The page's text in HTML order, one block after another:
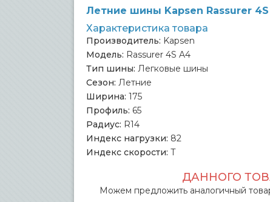
Летние шины Kapsen Rassurer
Характеристика товара
Производитель: Kapsen
Модель: Rassurer 4S A4
Тип шины: Легковые шины
Сезон: Летние
Ширина: 175
Профиль: 65
Радиус: R14
Индекс нагрузки: 82
Индекс скорости: T
ДАННОГО
Можем предложить аналогичный